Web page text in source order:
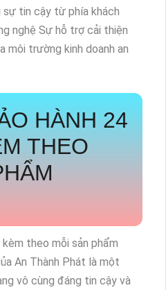
tin cậy từ phía khách
nghệ Sự hỗ trợ cải thiện
môi trường kinh doanh an
HÀNH 24
THEO
theo mỗi sản phẩm
An Thành Phát là một
vô cùng đáng tin cậy và